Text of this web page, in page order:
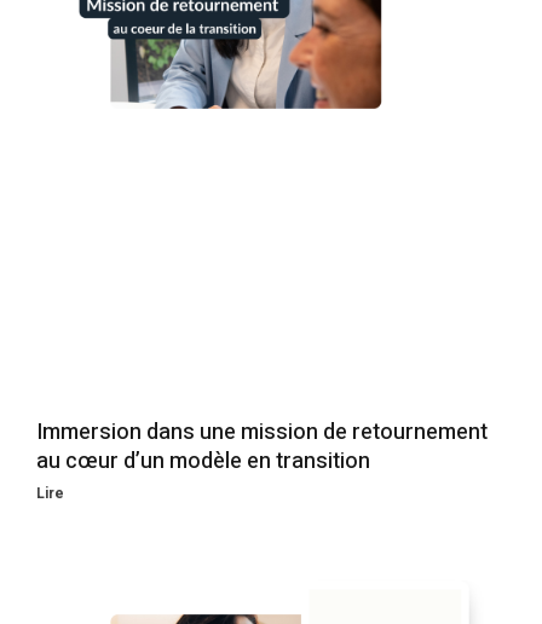
Immersion dans une mission de retournement
au cœur d’un modèle en transition
Lire